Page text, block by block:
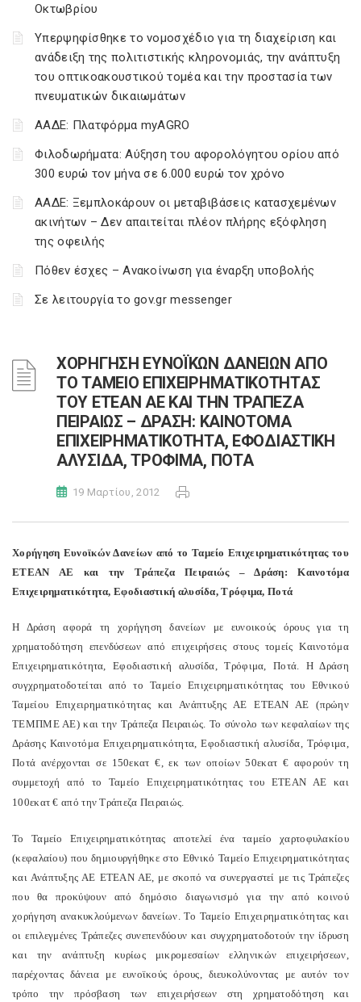
Οκτωβρίου
Υπερψηφίσθηκε το νομοσχέδιο για τη διαχείριση και
ανάδειξη της πολιτιστικής κληρονομιάς, την ανάπτυξη
του οπτικοακουστικού τομέα και την προστασία των
πνευματικών δικαιωμάτων
ΑΑΔΕ: Πλατφόρμα myAGRO
Φιλοδωρήματα: Αύξηση του αφορολόγητου ορίου από
300 ευρώ τον μήνα σε 6.000 ευρώ τον χρόνο
ΑΑΔΕ: Ξεμπλοκάρουν οι μεταβιβάσεις κατασχεμένων
ακινήτων – Δεν απαιτείται πλέον πλήρης εξόφληση
της οφειλής
Πόθεν έσχες – Ανακοίνωση για έναρξη υποβολής
Σε λειτουργία το gov.gr messenger
ΧΟΡΗΓΗΣΗ ΕΥΝΟΪΚΩΝ ΔΑΝΕΙΩΝ ΑΠΟ
ΤΟ ΤΑΜΕΙΟ ΕΠΙΧΕΙΡΗΜΑΤΙΚΟΤΗΤΑΣ
ΤΟΥ ΕΤΕΑΝ ΑΕ ΚΑΙ ΤΗΝ ΤΡΑΠΕΖΑ
ΠΕΙΡΑΙΩΣ – ΔΡΑΣΗ: ΚΑΙΝΟΤΟΜΑ
ΕΠΙΧΕΙΡΗΜΑΤΙΚΟΤΗΤΑ, ΕΦΟΔΙΑΣΤΙΚΗ
ΑΛΥΣΙΔΑ, ΤΡΟΦΙΜΑ, ΠΟΤΑ
19 Μαρτίου, 2012
Χορήγηση Ευνοϊκών Δανείων από το Ταμείο Επιχειρηματικότητας του
ΕΤΕΑΝ ΑΕ και την Τράπεζα Πειραιώς – Δράση: Καινοτόμα
Επιχειρηματικότητα, Εφοδιαστική αλυσίδα, Τρόφιμα, Ποτά
Η Δράση αφορά τη χορήγηση δανείων με ευνοικούς όρους για τη
χρηματοδότηση επενδύσεων από επιχειρήσεις στους τομείς Καινοτόμα
Επιχειρηματικότητα, Εφοδιαστική αλυσίδα, Τρόφιμα, Ποτά. Η Δράση
συγχρηματοδοτείται από το Ταμείο Επιχειρηματικότητας του Εθνικού
Ταμείου Επιχειρηματικότητας και Ανάπτυξης ΑΕ ΕΤΕΑΝ ΑΕ (πρώην
ΤΕΜΠΜΕ ΑΕ) και την Τράπεζα Πειραιώς. Το σύνολο των κεφαλαίων της
Δράσης Καινοτόμα Επιχειρηματικότητα, Εφοδιαστική αλυσίδα, Τρόφιμα,
Ποτά ανέρχονται σε 150εκατ €, εκ των οποίων 50εκατ € αφορούν τη
συμμετοχή από το Ταμείο Επιχειρηματικότητας του ΕΤΕΑΝ ΑΕ και
100εκατ € από την Τράπεζα Πειραιώς.
Το Ταμείο Επιχειρηματικότητας αποτελεί ένα ταμείο χαρτοφυλακίου
(κεφαλαίου) που δημιουργήθηκε στο Εθνικό Ταμείο Επιχειρηματικότητας
και Ανάπτυξης ΑΕ ΕΤΕΑΝ ΑΕ, με σκοπό να συνεργαστεί με τις Τράπεζες
που θα προκύψουν από δημόσιο διαγωνισμό για την από κοινού
χορήγηση ανακυκλούμενων δανείων. Το Ταμείο Επιχειρηματικότητας και
οι επιλεγμένες Τράπεζες συνεπενδύουν και συγχρηματοδοτούν την ίδρυση
και την ανάπτυξη κυρίως μικρομεσαίων ελληνικών επιχειρήσεων,
παρέχοντας δάνεια με ευνοϊκούς όρους, διευκολύνοντας με αυτόν τον
τρόπο την πρόσβαση των επιχειρήσεων στη χρηματοδότηση και